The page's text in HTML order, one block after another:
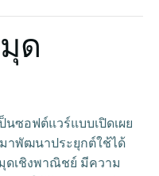
ด
นซอฟต์แวร์แบบเปิดเผย
มาพัฒนาประยุกต์ใช้ได้
ดเชิงพาณิชย์ มีความ